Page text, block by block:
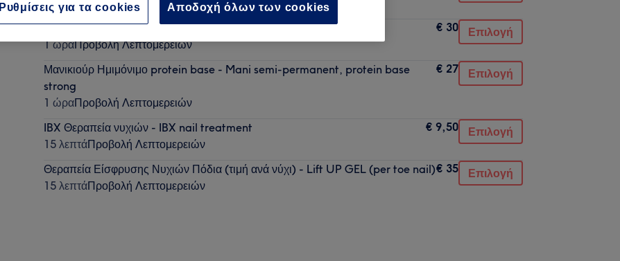
Ενίσχυση φυσικού νυχιού με BIAB
1 ώραΠροβολή Λεπτομερειών
€ 30 Επιλογή
Μανικιούρ Ημιμόνιμο protein base - Mani semi-permanent, protein base
strong
1 ώραΠροβολή Λεπτομερειών
€ 27 Επιλογή
IBX Θεραπεία νυχιών - IBX nail treatment
15 λεπτάΠροβολή Λεπτομερειών
€ 9,50 Επιλογή
Θεραπεία Είσφρυσης Νυχιών Πόδια (τιμή ανά νύχι) - Lift UP GEL (per toe nail)
15 λεπτάΠροβολή Λεπτομερειών
€ 35 Επιλογή
Αποδοχή όλων των cookies
Ρυθμίσεις για τα cookies